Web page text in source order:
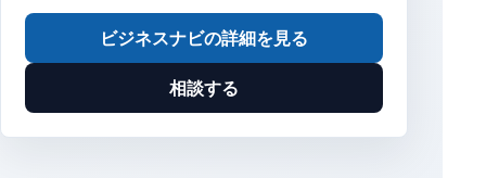
ビジネスナビの詳細を見る
相談する